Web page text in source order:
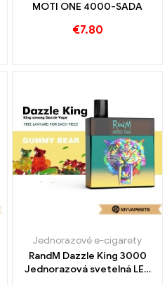
MOTI ONE 4000-SADA
€7.80
Jednorazové e-cigarety
RandM Dazzle King 3000
Jednorazová svetelná LED